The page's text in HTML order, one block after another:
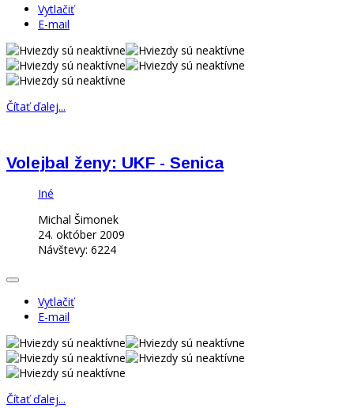
Vytlačiť
E-mail
Čítať ďalej...
Volejbal ženy: UKF - Senica
Iné
Michal Šimonek
24. október 2009
Návštevy: 6224
Vytlačiť
E-mail
Čítať ďalej...